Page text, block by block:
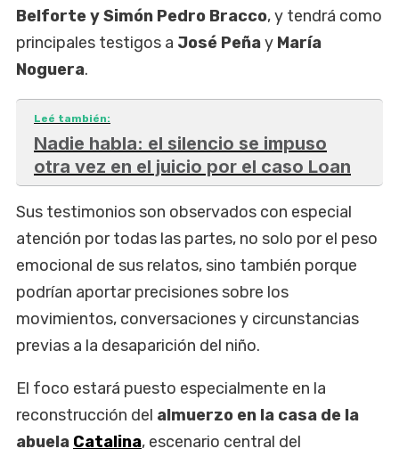
Belforte y Simón Pedro Bracco, y tendrá como
principales testigos a José Peñay María
Noguera.
Leé también:
Nadie habla: el silencio se impuso
otra vez en el juicio por el caso Loan
Sus testimonios son observados con especial
atención por todas las partes, no solo por el peso
emocional de sus relatos, sino también porque
podrían aportar precisiones sobre los
movimientos, conversaciones y circunstancias
previas a la desaparición del niño.
El foco estará puesto especialmente en la
reconstrucción del almuerzo en la casa de la
abuela Catalina, escenario central del